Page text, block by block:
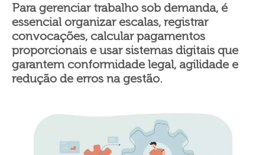
Para gerenciar trabalho sob demanda, é
essencial organizar escalas, registrar
convocações, calcular pagamentos
proporcionais e usar sistemas digitais que
garantem conformidade legal, agilidade e
redução de erros na gestão.